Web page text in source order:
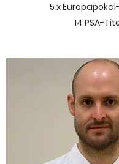
5 x
14 PSA-